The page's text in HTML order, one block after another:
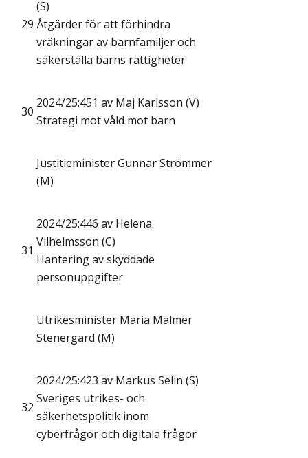
29
(S)
Åtgärder för att förhindra
vräkningar av barnfamiljer och
säkerställa barns rättigheter
30
2024/25:451 av Maj Karlsson (V)
Strategi mot våld mot barn
Justitieminister Gunnar Strömmer
(M)
31
2024/25:446 av Helena
Vilhelmsson (C)
Hantering av skyddade
personuppgifter
Utrikesminister Maria Malmer
Stenergard (M)
32
2024/25:423 av Markus Selin (S)
Sveriges utrikes- och
säkerhetspolitik inom
cyberfrågor och digitala frågor